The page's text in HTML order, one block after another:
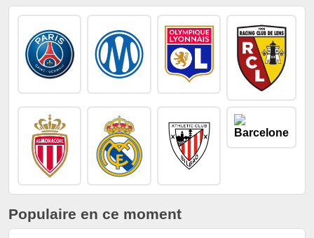
Populaire en ce moment